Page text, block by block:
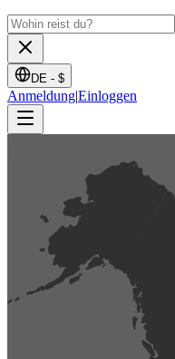
DE - $
Anmeldung|Einloggen